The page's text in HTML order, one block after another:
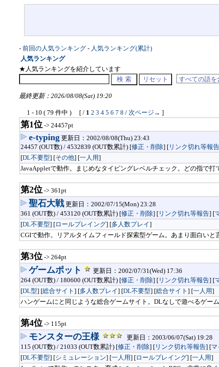
-前回の人気ランキング - 人気ランキング(累計)
人気ランキング
★人気ランキングを紹介しています
最終更新：2026/08/08(Sat) 19:20
1 - 10 ( 79 件中 ) [ / 1 2 3 4 5 6 7 8 /次ページ→ ]
第1位 -> 24457pt
e-typing 更新日：2002/08/08(Thu) 23:43
24457 (OUT数) / 4532839 (OUT数累計) [修正・削除] [ リンク切れ等報
[DL不要型] [その他] [一人用]
JavaAppletで動作。まじめなタイピングレベルチェック。どの指で
第2位 -> 361pt
聖石大戦 更新日：2002/07/15(Mon) 23:28
361 (OUT数) / 453120 (OUT数累計) [修正・削除] [ リンク切れ等報告] [
[DL不要型] [ロールプレイング] [多人数プレイ]
CGIで動作。リアルタイムフィールド探索型ゲーム。あまり面白い
第3位 -> 264pt
ゲームポット
更新日：2002/07/31(Wed) 17:36
264 (OUT数) / 180600 (OUT数累計) [修正・削除] [ リンク切れ等報告] [
[DL型] [総合サイト] [多人数プレイ] [DL不要型] [総合サイト] [一人用]
ハンゲームにと同じような総合ゲームサイト。DLなしで遊べるゲー
第4位 -> 115pt
モンスターの王様
更新日：2003/06/07(Sat) 19:28
115 (OUT数) / 21033 (OUT数累計) [修正・削除] [ リンク切れ等報告] [
[DL不要型] [シミュレーション] [一人用] [ロールプレイング] [一人用]